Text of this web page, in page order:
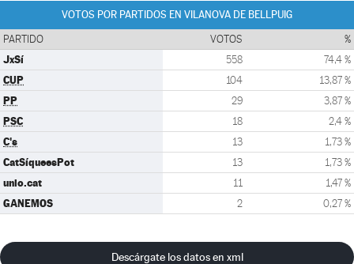
VOTOS POR PARTIDOS EN VILANOVA DE BELLPUIG
PARTIDO VOTOS %
JxSí 558 74,4 %
CUP 104 13,87 %
PP 29 3,87 %
PSC 18 2,4 %
C's 13 1,73 %
CatSíqueesPot 13 1,73 %
unio.cat 11 1,47 %
GANEMOS 2 0,27 %
Descárgate los datos en xml